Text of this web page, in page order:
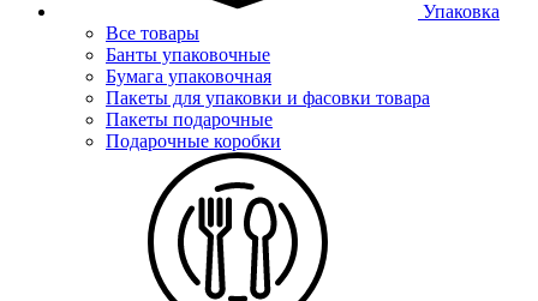
Упаковка
Все товары
Банты упаковочные
Бумага упаковочная
Пакеты для упаковки и фасовки товара
Пакеты подарочные
Подарочные коробки